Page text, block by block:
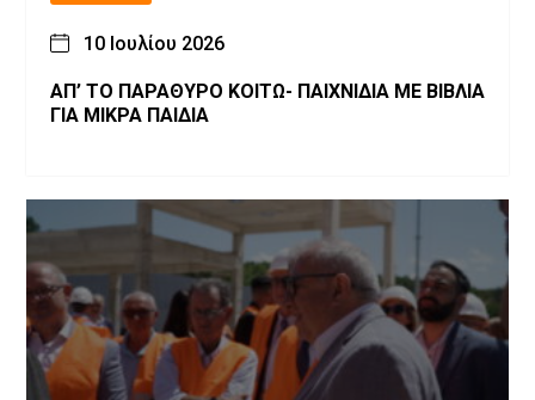
10 Ιουλίου 2026
ΑΠ’ ΤΟ ΠΑΡΑΘΥΡΟ ΚΟΙΤΩ- ΠΑΙΧΝΙΔΙΑ ΜΕ ΒΙΒΛΙΑ
ΓΙΑ ΜΙΚΡΑ ΠΑΙΔΙΑ